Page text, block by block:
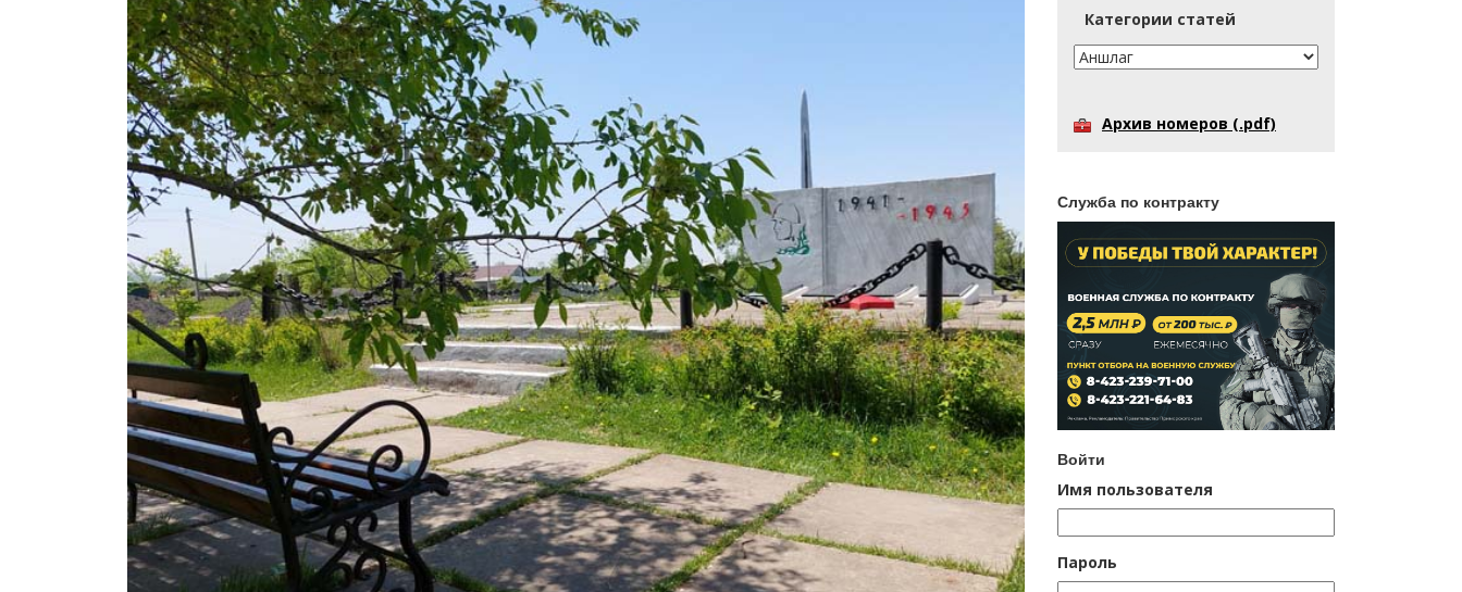
Категории статей
Архив номеров (.pdf)
Служба по контракту
Войти
Имя пользователя
Пароль